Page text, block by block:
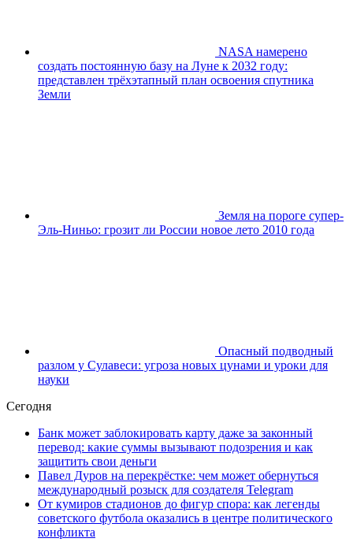
NASA намерено
создать постоянную базу на Луне к 2032 году:
представлен трёхэтапный план освоения спутника
Земли
Земля на пороге супер-
Эль-Ниньо: грозит ли России новое лето 2010 года
Опасный подводный
разлом у Сулавеси: угроза новых цунами и уроки для
науки
Сегодня
Банк может заблокировать карту даже за законный
перевод: какие суммы вызывают подозрения и как
защитить свои деньги
Павел Дуров на перекрёстке: чем может обернуться
международный розыск для создателя Telegram
От кумиров стадионов до фигур спора: как легенды
советского футбола оказались в центре политического
конфликта